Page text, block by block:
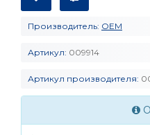
Производитель: OEM
Артикул: 009914
Артикул производителя: